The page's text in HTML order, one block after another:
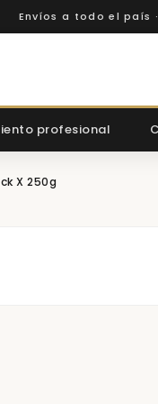
Envíos a todo el país
profesional
X 250g